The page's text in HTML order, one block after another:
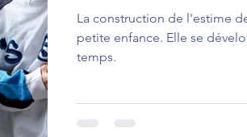
La construction de l'estime
petite enfance. Elle se
temps.